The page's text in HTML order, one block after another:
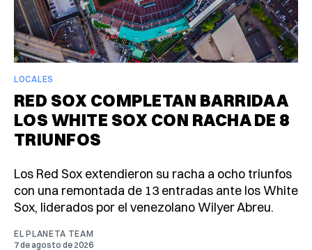
LOCALES
RED SOX COMPLETAN BARRIDA A
LOS WHITE SOX CON RACHA DE 8
TRIUNFOS
Los Red Sox extendieron su racha a ocho triunfos
con una remontada de 13 entradas ante los White
Sox, liderados por el venezolano Wilyer Abreu.
EL PLANETA TEAM
7 de agosto de 2026